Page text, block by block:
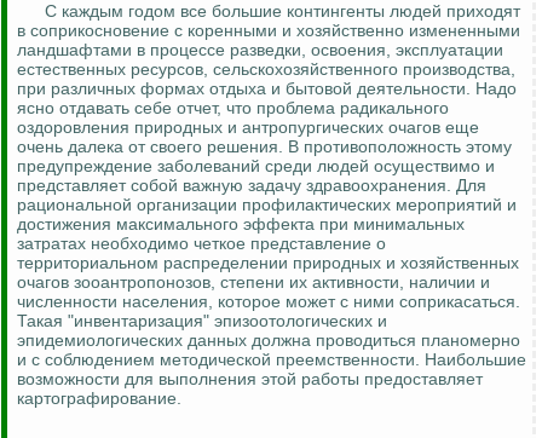
С каждым годом все большие контингенты людей приходят
в соприкосновение с коренными и хозяйственно измененными
ландшафтами в процессе разведки, освоения, эксплуатации
естественных ресурсов, сельскохозяйственного производства,
при различных формах отдыха и бытовой деятельности. Надо
ясно отдавать себе отчет, что проблема радикального
оздоровления природных и антропургических очагов еще
очень далека от своего решения. В противоположность этому
предупреждение заболеваний среди людей осуществимо и
представляет собой важную задачу здравоохранения. Для
рациональной организации профилактических мероприятий и
достижения максимального эффекта при минимальных
затратах необходимо четкое представление о
территориальном распределении природных и хозяйственных
очагов зооантропонозов, степени их активности, наличии и
численности населения, которое может с ними соприкасаться.
Такая "инвентаризация" эпизоотологических и
эпидемиологических данных должна проводиться планомерно
и с соблюдением методической преемственности. Наибольшие
возможности для выполнения этой работы предоставляет
картографирование.